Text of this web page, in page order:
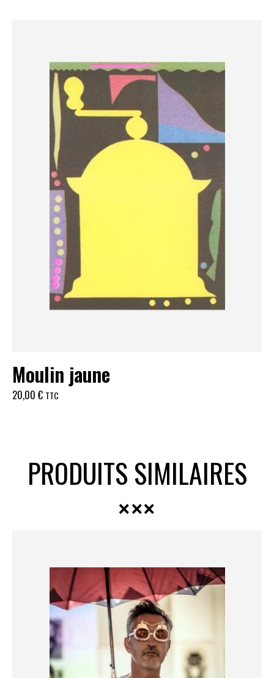
Moulin jaune
20,00 € TTC
PRODUITS SIMILAIRES